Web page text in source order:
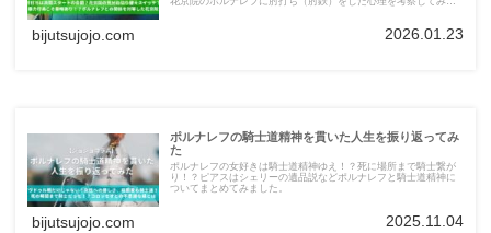
bijutsujojo.com 2026.01.23
ポルナレフの騎士道精神を貫いた人生を振り返ってみ
た
ポルナレフの女好きは騎士道精神ゆえ！？死に場所まで騎士繋が
り！？ピアスはシェリーの遺品説などポルナレフと騎士道精神に
ついてまとめてみました。
bijutsujojo.com 2025.11.04